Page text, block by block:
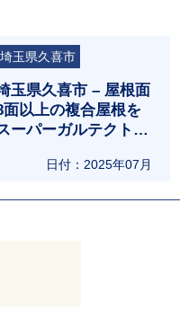
埼玉県久喜市
玉県久喜市 – 屋根面
面以上の複合屋根を
ーパーガルテクトで
日付：2025年07月